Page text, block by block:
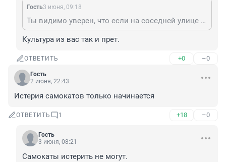
Гость3 июня, 09:18
Ты видимо уверен, что если на соседней улице произошло убийство, то ты можешь спокойно грабить на своей? Когда тебе наконец флэшку из башки вытащат и ты вернешься в первозданный вид крысы с голым хвостом?
Культура из вас так и прет.
ОТВЕТИТЬ +0 –0
Гость
2 июня, 22:43
Истерия самокатов только начинается
ОТВЕТИТЬ 1 +18 –0
Гость
3 июня, 08:21
Самокаты истерить не могут.